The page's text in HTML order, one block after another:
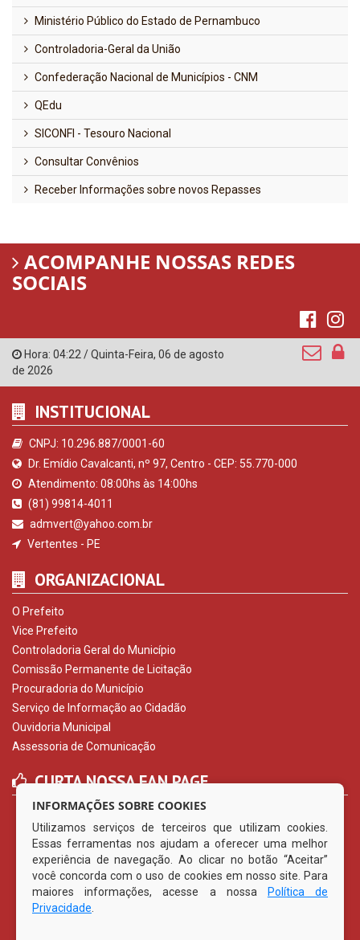
Ministério Público do Estado de Pernambuco
Controladoria-Geral da União
Confederação Nacional de Municípios - CNM
QEdu
SICONFI - Tesouro Nacional
Consultar Convênios
Receber Informações sobre novos Repasses
ACOMPANHE NOSSAS REDES
SOCIAIS
Hora: 04:22 /Quinta-Feira, 06 de agosto
de 2026
INSTITUCIONAL
CNPJ: 10.296.887/0001-60
Dr. Emídio Cavalcanti, nº 97, Centro - CEP: 55.770-000
Atendimento: 08:00hs às 14:00hs
(81) 99814-4011
admvert@yahoo.com.br
Vertentes - PE
ORGANIZACIONAL
O Prefeito
Vice Prefeito
Controladoria Geral do Município
Comissão Permanente de Licitação
Procuradoria do Município
Serviço de Informação ao Cidadão
Ouvidoria Municipal
Assessoria de Comunicação
CURTA NOSSA FAN PAGE
INFORMAÇÕES SOBRE COOKIES
Utilizamos serviços de terceiros que utilizam cookies.
Essas ferramentas nos ajudam a oferecer uma melhor
experiência de navegação. Ao clicar no botão “Aceitar”
você concorda com o uso de cookies em nosso site. Para
maiores informações, acesse a nossa
Política de
Privacidade